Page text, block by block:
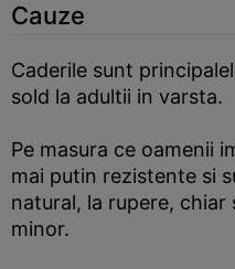
Cauze
Caderile sunt
sold la adultii in varsta.
Pe masura ce oamenii
mai putin rezistente si
natural, la rupere, chiar
minor.